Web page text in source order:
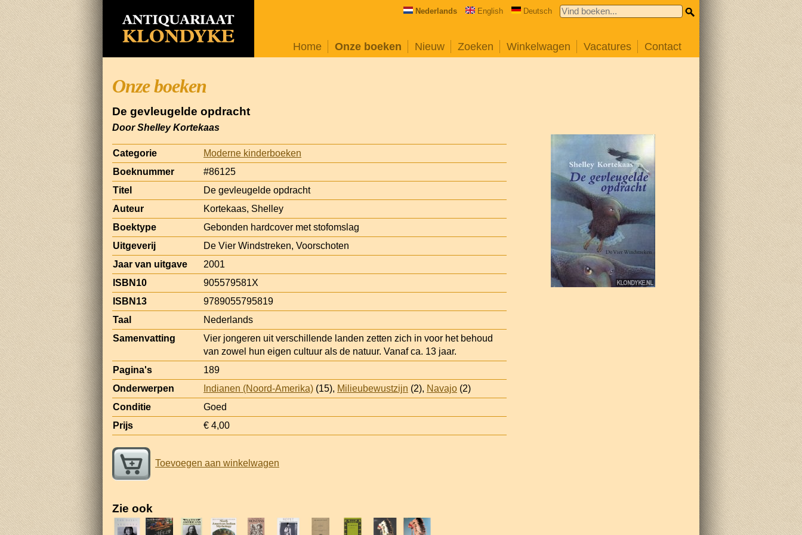
Nederlands English Deutsch
Home Onze boeken Nieuw Zoeken Winkelwagen Vacatures Contact
Onze boeken
De gevleugelde opdracht
Door Shelley Kortekaas
Categorie
Moderne kinderboeken
Boeknummer
#86125
Titel
De gevleugelde opdracht
Auteur
Kortekaas, Shelley
Boektype
Gebonden hardcover met stofomslag
Uitgeverij
De Vier Windstreken, Voorschoten
Jaar van uitgave
2001
ISBN10
905579581X
ISBN13
9789055795819
Taal
Nederlands
Samenvatting
Vier jongeren uit verschillende landen zetten zich in voor het behoud
van zowel hun eigen cultuur als de natuur. Vanaf ca. 13 jaar.
Pagina's
189
Onderwerpen
Indianen (Noord-Amerika) (15), Milieubewustzijn (2), Navajo (2)
Conditie
Goed
Prijs
€ 4,00
Toevoegen aan winkelwagen
Zie ook